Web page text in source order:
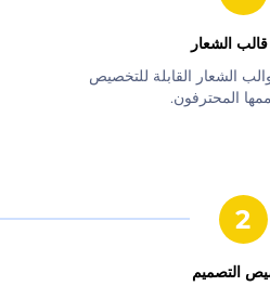
القابلة للتخصيص